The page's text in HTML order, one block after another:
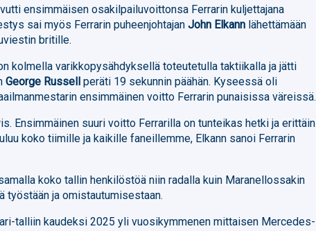
ensimmäisen osakilpailuvoittonsa Ferrarin kuljettajana
sai myös Ferrarin puheenjohtajanJohn Elkann lähettämään
britille.
kolmella varikkopysähdyksellä toteutetulla taktiikalla ja jätti
George Russell peräti 19 sekunnin päähän. Kyseessä oli
ensimmäinen voitto Ferrarin punaisissa väreissä.
Ensimmäinen suuri voitto Ferrarilla on tunteikas hetki ja erittäin
koko tiimille ja kaikille faneillemme, Elkann sanoi Ferrarin
koko tallin henkilöstöä niin radalla kuin Maranellossakin
työstään ja omistautumisestaan.
talliin kaudeksi 2025 yli vuosikymmenen mittaisen Mercedes-